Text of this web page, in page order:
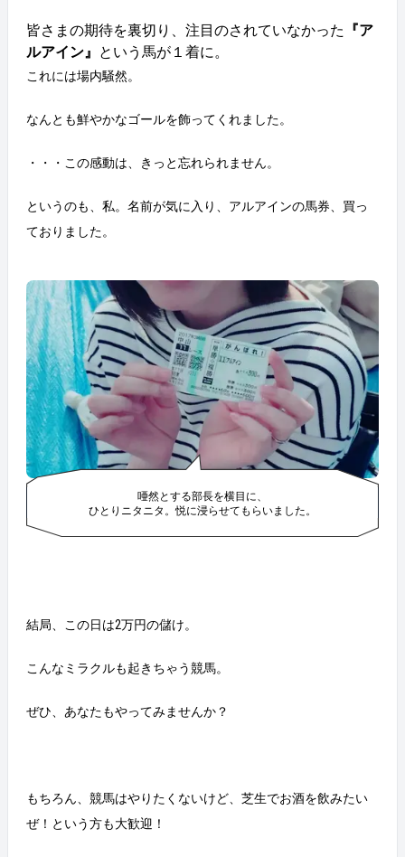
皆さまの期待を裏切り、注目のされていなかった 『ア
ルアイン』 という馬が１着に。
これには場内騒然。
なんとも鮮やかなゴールを飾ってくれました。
・・・この感動は、きっと忘れられません。
というのも、私。名前が気に入り、アルアインの馬券、買っ
ておりました。
唖然とする部長を横目に、
ひとりニタニタ。悦に浸らせてもらいました。
結局、この日は2万円の儲け。
こんなミラクルも起きちゃう競馬。
ぜひ、あなたもやってみませんか？
もちろん、競馬はやりたくないけど、芝生でお酒を飲みたい
ぜ！という方も大歓迎！